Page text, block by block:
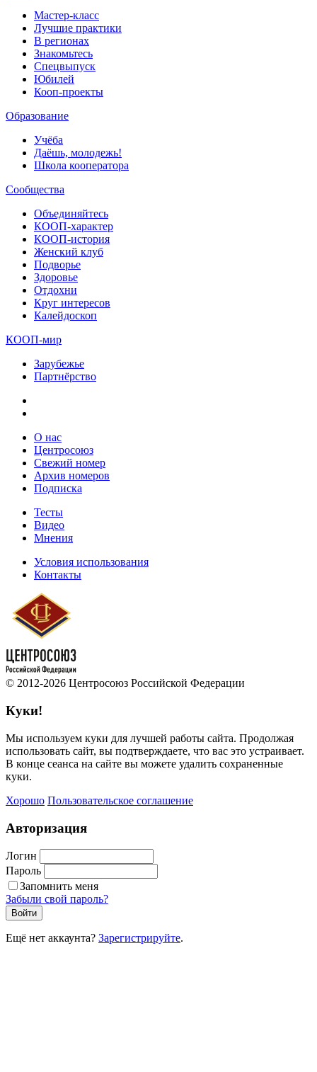
Мастер-класс
Лучшие практики
В регионах
Знакомьтесь
Спецвыпуск
Юбилей
Кооп-проекты
Образование
Учёба
Даёшь, молодежь!
Школа кооператора
Сообщества
Объединяйтесь
КООП-характер
КООП-история
Женский клуб
Подворье
Здоровье
Отдохни
Круг интересов
Калейдоскоп
КООП-мир
Зарубежье
Партнёрство
О нас
Центросоюз
Свежий номер
Архив номеров
Подписка
Тесты
Видео
Мнения
Условия использования
Контакты
© 2012-2026 Центросоюз Российской Федерации
Куки!
Мы используем куки для лучшей работы сайта. Продолжая
использовать сайт, вы подтверждаете, что вас это устраивает.
В конце сеанса на сайте вы можете удалить сохраненные
куки.
Хорошо Пользовательское соглашение
Авторизация
Логин
Пароль
Запомнить меня
Забыли свой пароль?
Войти
Ещё нет аккаунта? Зарегистрируйте.